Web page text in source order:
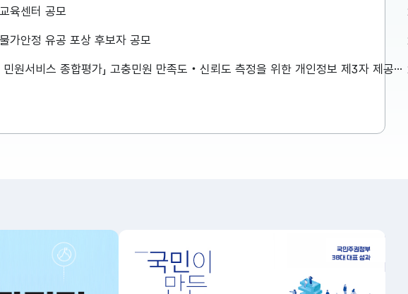
소비자물가 동향 보도자료
. 자세한 사항은 첨부파일을
기 바랍니다....
육센터 공모
가안정 유공 포상 후보자 공모
「2026년 민원서비스 종합평가」 고충민원 만족도‧신뢰도 측정을 위한 개인정보 제3자 제공사항 공고
알림판